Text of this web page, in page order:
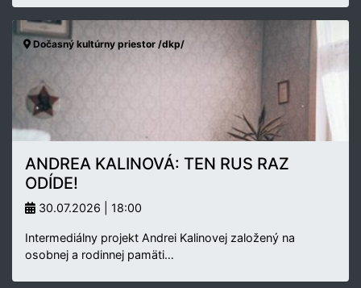
Dočasný kultúrny priestor /dkp/
ANDREA KALINOVÁ: TEN RUS RAZ
ODÍDE!
30.07.2026 | 18:00
Intermediálny projekt Andrei Kalinovej založený na
osobnej a rodinnej pamäti…